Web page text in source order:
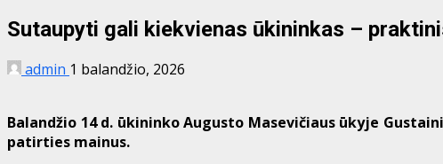
Sutaupyti gali kiekvienas ūkininkas –
admin 1 balandžio, 2026
Balandžio 14 d. ūkininko Augusto Masevičiaus ūkyje
patirties mainus.